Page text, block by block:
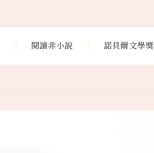
閱讀非小說 諾貝爾文學獎